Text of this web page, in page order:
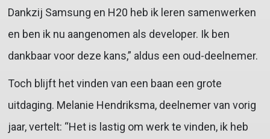
Dankzij Samsung en H20 heb ik leren samenwerken
en ben ik nu aangenomen als developer. Ik ben
dankbaar voor deze kans,” aldus een oud-deelnemer.
Toch blijft het vinden van een baan een grote
uitdaging. Melanie Hendriksma, deelnemer van vorig
jaar, vertelt: “Het is lastig om werk te vinden, ik heb